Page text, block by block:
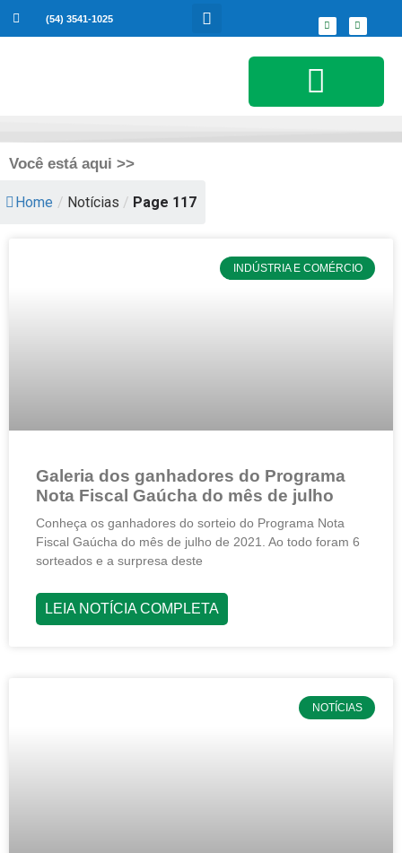
(54) 3541-1025
Você está aqui >>
Home / Notícias / Page 117
INDÚSTRIA E COMÉRCIO
Galeria dos ganhadores do Programa
Nota Fiscal Gaúcha do mês de julho
Conheça os ganhadores do sorteio do Programa Nota
Fiscal Gaúcha do mês de julho de 2021. Ao todo foram 6
sorteados e a surpresa deste
LEIA NOTÍCIA COMPLETA
NOTÍCIAS